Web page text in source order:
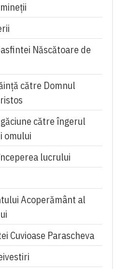
Născătoare de
către Domnul
către îngerul
omului
lucrului
Acoperământ al
Cuvioase Parascheva